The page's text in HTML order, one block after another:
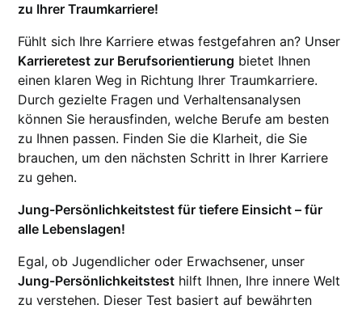
zu Ihrer Traumkarriere!
Fühlt sich Ihre Karriere etwas festgefahren an? Unser
Karrieretest zur Berufsorientierung bietet Ihnen
einen klaren Weg in Richtung Ihrer Traumkarriere.
Durch gezielte Fragen und Verhaltensanalysen
können Sie herausfinden, welche Berufe am besten
zu Ihnen passen. Finden Sie die Klarheit, die Sie
brauchen, um den nächsten Schritt in Ihrer Karriere
zu gehen.
Jung-Persönlichkeitstest für tiefere Einsicht – für
alle Lebenslagen!
Egal, ob Jugendlicher oder Erwachsener, unser
Jung-Persönlichkeitstest hilft Ihnen, Ihre innere Welt
zu verstehen. Dieser Test basiert auf bewährten